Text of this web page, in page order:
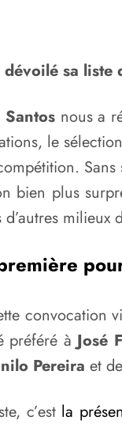
sa
nous a
le
Sans
bien plus
préféré àJosé
Pereira et de
c’est la